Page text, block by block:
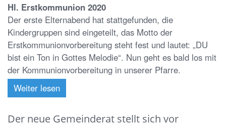
Hl. Erstkommunion 2020
Der erste Elternabend hat stattgefunden, die
Kindergruppen sind eingeteilt, das Motto der
Erstkommunionvorbereitung steht fest und lautet: „DU
bist ein Ton in Gottes Melodie“. Nun geht es bald los mit
der Kommunionvorbereitung in unserer Pfarre.
Weiter lesen
Der neue Gemeinderat stellt sich vor